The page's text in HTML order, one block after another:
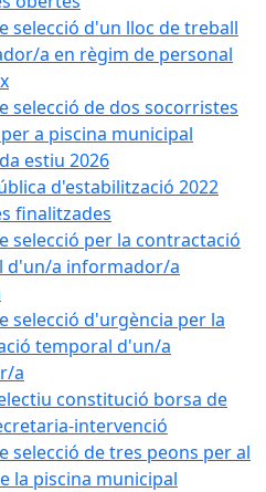
selecció d'un lloc de treball
a en règim de personal
selecció de dos socorristes
a piscina municipal
estiu 2026
d'estabilització 2022
finalitzades
selecció per la contractació
d'un/a informador/a
selecció d'urgència per la
temporal d'un/a
a
constitució borsa de
intervenció
selecció de tres peons per al
la piscina municipal